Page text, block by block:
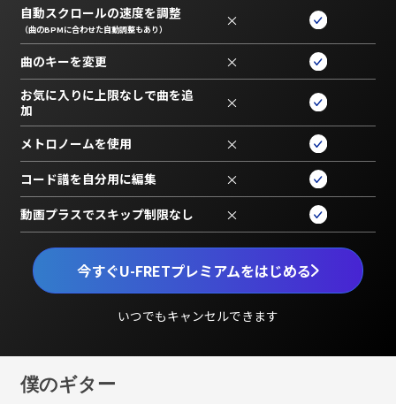
今すぐU-FRETプレミアムをはじめる
いつでもキャンセルできます
自動スクロールの速度を調整
（曲のBPMに合わせた自動調整もあり） ×
曲のキーを変更 ×
お気に入りに上限なしで曲を追
加
×
メトロノームを使用 ×
コード譜を自分用に編集 ×
動画プラスでスキップ制限なし ×
僕のギター